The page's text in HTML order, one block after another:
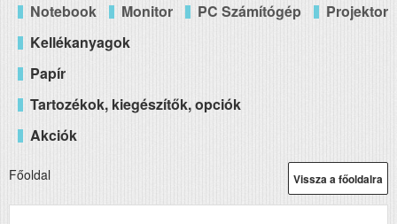
Notebook
Monitor PC Számítógép
Projektor
Kellékanyagok
Papír
Tartozékok, kiegészítők, opciók
Akciók
Vissza a főoldalra
Főoldal